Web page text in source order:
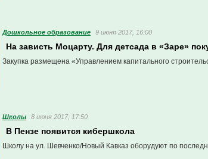
Дошкольное образование 9 июня 2017, 16:00
На зависть Моцарту. Для детсада в «Заре»
Закупка размещена «Управлением капитального
Школы 8 июня 2017, 17:50
В Пензе появится кибершкола
Школу на ул. Шевченко/Новый Кавказ оборудуют по